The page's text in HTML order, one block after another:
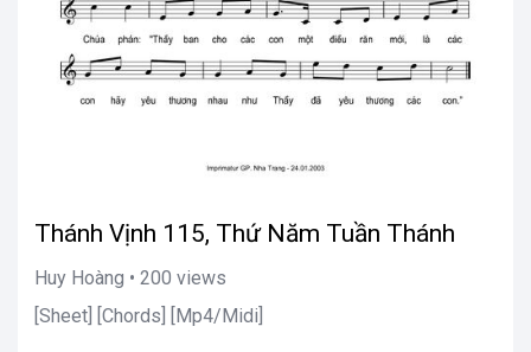
Thánh Vịnh 115, Thứ Năm Tuần Thánh
Huy Hoàng • 200 views
[Sheet] [Chords] [Mp4/Midi]